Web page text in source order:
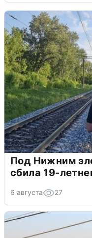
Под Нижним
сбила 19-
6 августа 27